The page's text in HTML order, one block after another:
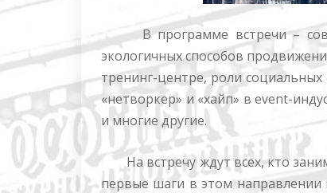
В программе встречи –
экологичных способов
тренинг-центре, роли
«нетворкер» и «хайп» в event-
и многие другие.
На встречу ждут всех, кто
первые шаги в этом направлении